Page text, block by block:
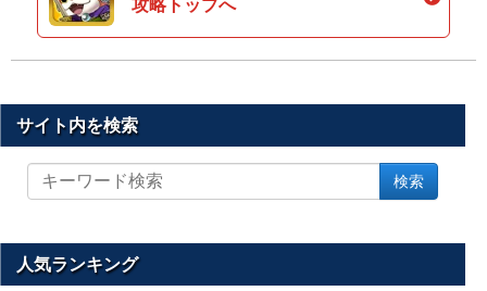
攻略トップへ
サイト内を検索
イ
を
検索
人気ランキング